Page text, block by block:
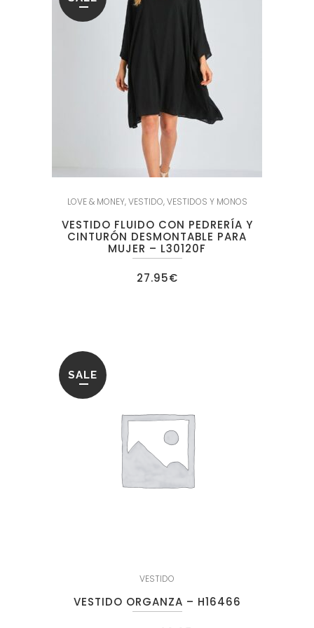
LOVE & MONEY,VESTIDO,VESTIDOS Y MONOS
VESTIDO FLUIDO CON PEDRERÍA Y
CINTURÓN DESMONTABLE PARA
MUJER – L30120F
27.95€
SALE
VESTIDO
VESTIDO ORGANZA – H16466